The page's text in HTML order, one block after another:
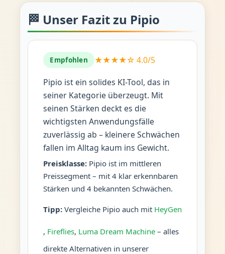
🏁 Unser Fazit zu Pipio
Empfohlen ★★★★☆ 4.0/5
Pipio ist ein solides KI-Tool, das in
seiner Kategorie überzeugt. Mit
seinen Stärken deckt es die
wichtigsten Anwendungsfälle
zuverlässig ab – kleinere Schwächen
fallen im Alltag kaum ins Gewicht.
Preisklasse:Pipio ist im mittleren
Preissegment – mit 4 klar erkennbaren
Stärken und 4 bekannten Schwächen.
Tipp:Vergleiche Pipio auch mit HeyGen
, Fireflies, Luma Dream Machine– alles
direkte Alternativen in unserer